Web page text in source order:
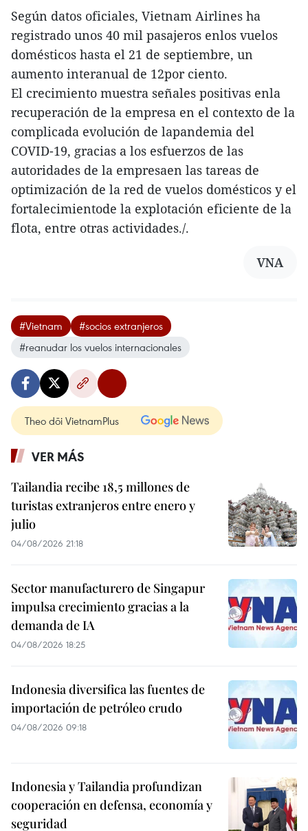
Según datos oficiales, Vietnam Airlines ha
registrado unos 40 mil pasajeros enlos vuelos
domésticos hasta el 21 de septiembre, un
aumento interanual de 12por ciento.
El crecimiento muestra señales positivas enla
recuperación de la empresa en el contexto de la
complicada evolución de lapandemia del
COVID-19, gracias a los esfuerzos de las
autoridades de la empresaen las tareas de
optimización de la red de vuelos domésticos y el
fortalecimientode la explotación eficiente de la
flota, entre otras actividades./.
VNA
#Vietnam
#socios extranjeros
#reanudar los vuelos internacionales
Theo dõi VietnamPlus
VER MÁS
Tailandia recibe 18,5 millones de
turistas extranjeros entre enero y
julio
04/08/2026 21:18
Sector manufacturero de Singapur
impulsa crecimiento gracias a la
demanda de IA
04/08/2026 18:25
Indonesia diversifica las fuentes de
importación de petróleo crudo
04/08/2026 09:18
Indonesia y Tailandia profundizan
cooperación en defensa, economía y
seguridad